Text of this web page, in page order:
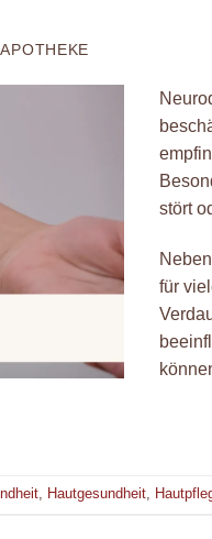
stört
für
, Hautgesundheit,